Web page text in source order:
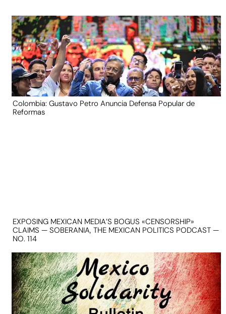
Colombia: Gustavo Petro Anuncia Defensa Popular de
Reformas
EXPOSING MEXICAN MEDIA’S BOGUS «CENSORSHIP»
CLAIMS — SOBERANIA, THE MEXICAN POLITICS PODCAST —
NO. 114